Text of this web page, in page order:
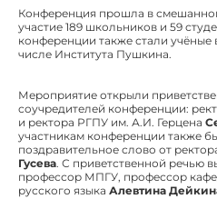
Конференция прошла в
участие 189 школьников и 59
конференции также стали учёные
числе Института Пушкина.
Мероприятие открыли
соучредителей конференции:
и ректора РГПУ им. А.И. Герцена
участникам конференции также
поздравительное слово от
Гусева. С приветственной речью
профессор МПГУ, профессор
русского языка Алевтина